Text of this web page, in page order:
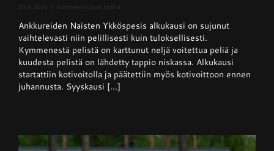
19.6.2026 Kommentit pois päältä
Ykköspesis:
Kangerteleva
kevätkausi
Ankkureiden Naisten Ykköspesis alkukausi on sujunut
vaihtelevasti niin pelillisesti kuin tuloksellisesti.
Kymmenestä pelistä on karttunut neljä voitettua peliä ja
kuudesta pelistä on lähdetty tappio niskassa. Alkukausi
startattiin kotivoitolla ja päätettiin myös kotivoittoon ennen
juhannusta. Syyskausi [...]